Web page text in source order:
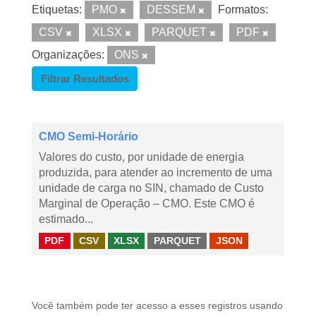
Etiquetas: PMO DESSEM
Formatos:
CSV
XLSX PARQUET
PDF
Organizações:
ONS
Filtrar Resultados
CMO Semi-Horário
Valores do custo, por unidade de energia
produzida, para atender ao incremento de uma
unidade de carga no SIN, chamado de Custo
Marginal de Operação – CMO. Este CMO é
estimado...
PDF CSV XLSX PARQUET JSON
Você também pode ter acesso a esses registros usando